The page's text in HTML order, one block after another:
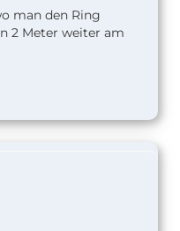
man den Ring
2 Meter weiter am